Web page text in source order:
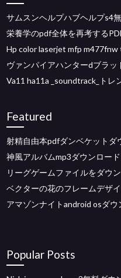
サムスンヘルプハブヘルプs4
栄養学のpdf全体を再考する
Hp color laserjet mfp
ヴァンパイアハンターdブラ
Va11 ha11a _soundtrack_トレ
Featured
射精自由本pdfダンベケットダ
神風アルバムmp3ダウンロード
リーグゲームファイルをダウ
ベクターの花のフレームデザ
アマゾンナイトandroid osダウ
Popular Posts